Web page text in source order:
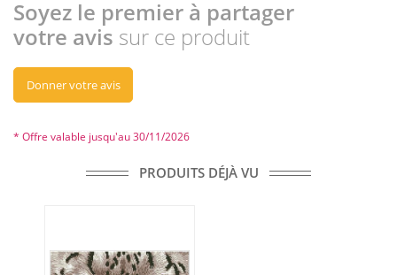
Soyez le premier à partager
votre avis sur ce produit
Donner votre avis
* Offre valable jusqu'au 30/11/2026
PRODUITS DÉJÀ VU